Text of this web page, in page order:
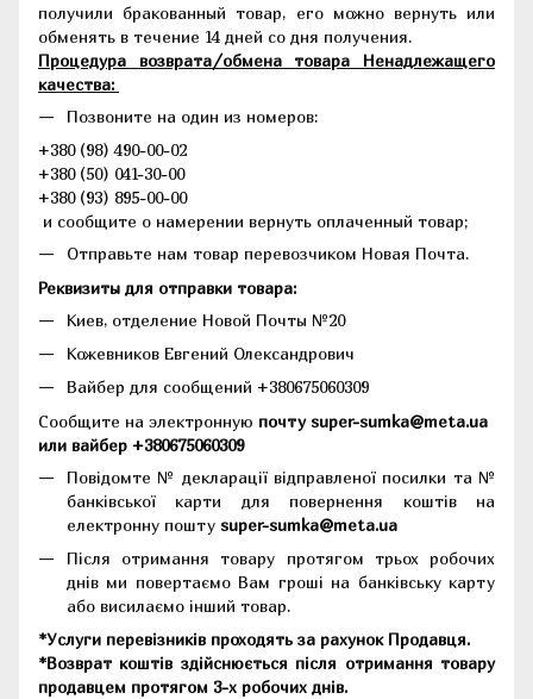
получили бракованный товар, его можно вернуть или
обменять в течение 14 дней со дня получения.
Процедура возврата/обмена товара Ненадлежащего
качества:
Позвоните на один из номеров:
+380 (98) 490-00-02
+380 (50) 041-30-00
+380 (93) 895-00-00
и сообщите о намерении вернуть оплаченный товар;
Отправьте нам товар перевозчиком Новая Почта.
Реквизиты для отправки товара:
Киев, отделение Новой Почты №20
Кожевников Евгений Олександрович
Вайбер для сообщений +380675060309
Сообщите на электронную почту super-sumka@meta.ua
или вайбер +380675060309
Повідомте № декларації відправленої посилки та №
банківської карти для повернення коштів на
електронну пошту super-sumka@meta.ua
Після отримання товару протягом трьох робочих
днів ми повертаємо Вам гроші на банківську карту
або висилаємо інший товар.
*Услуги перевізників проходять за рахунок Продавця.
*Возврат коштів здійснюється після отримання товару
продавцем протягом 3-х робочих днів.